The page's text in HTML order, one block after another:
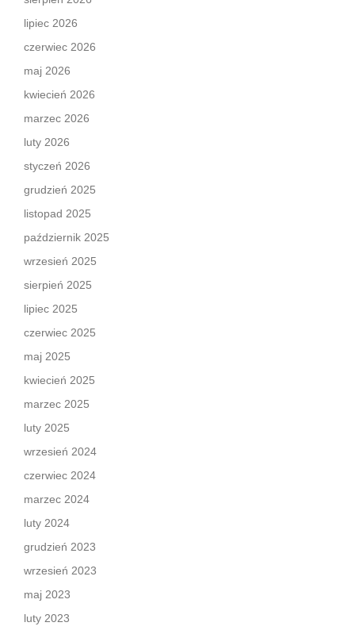
lipiec 2026
czerwiec 2026
maj 2026
kwiecień 2026
marzec 2026
luty 2026
styczeń 2026
grudzień 2025
listopad 2025
październik 2025
wrzesień 2025
sierpień 2025
lipiec 2025
czerwiec 2025
maj 2025
kwiecień 2025
marzec 2025
luty 2025
wrzesień 2024
czerwiec 2024
marzec 2024
luty 2024
grudzień 2023
wrzesień 2023
maj 2023
luty 2023